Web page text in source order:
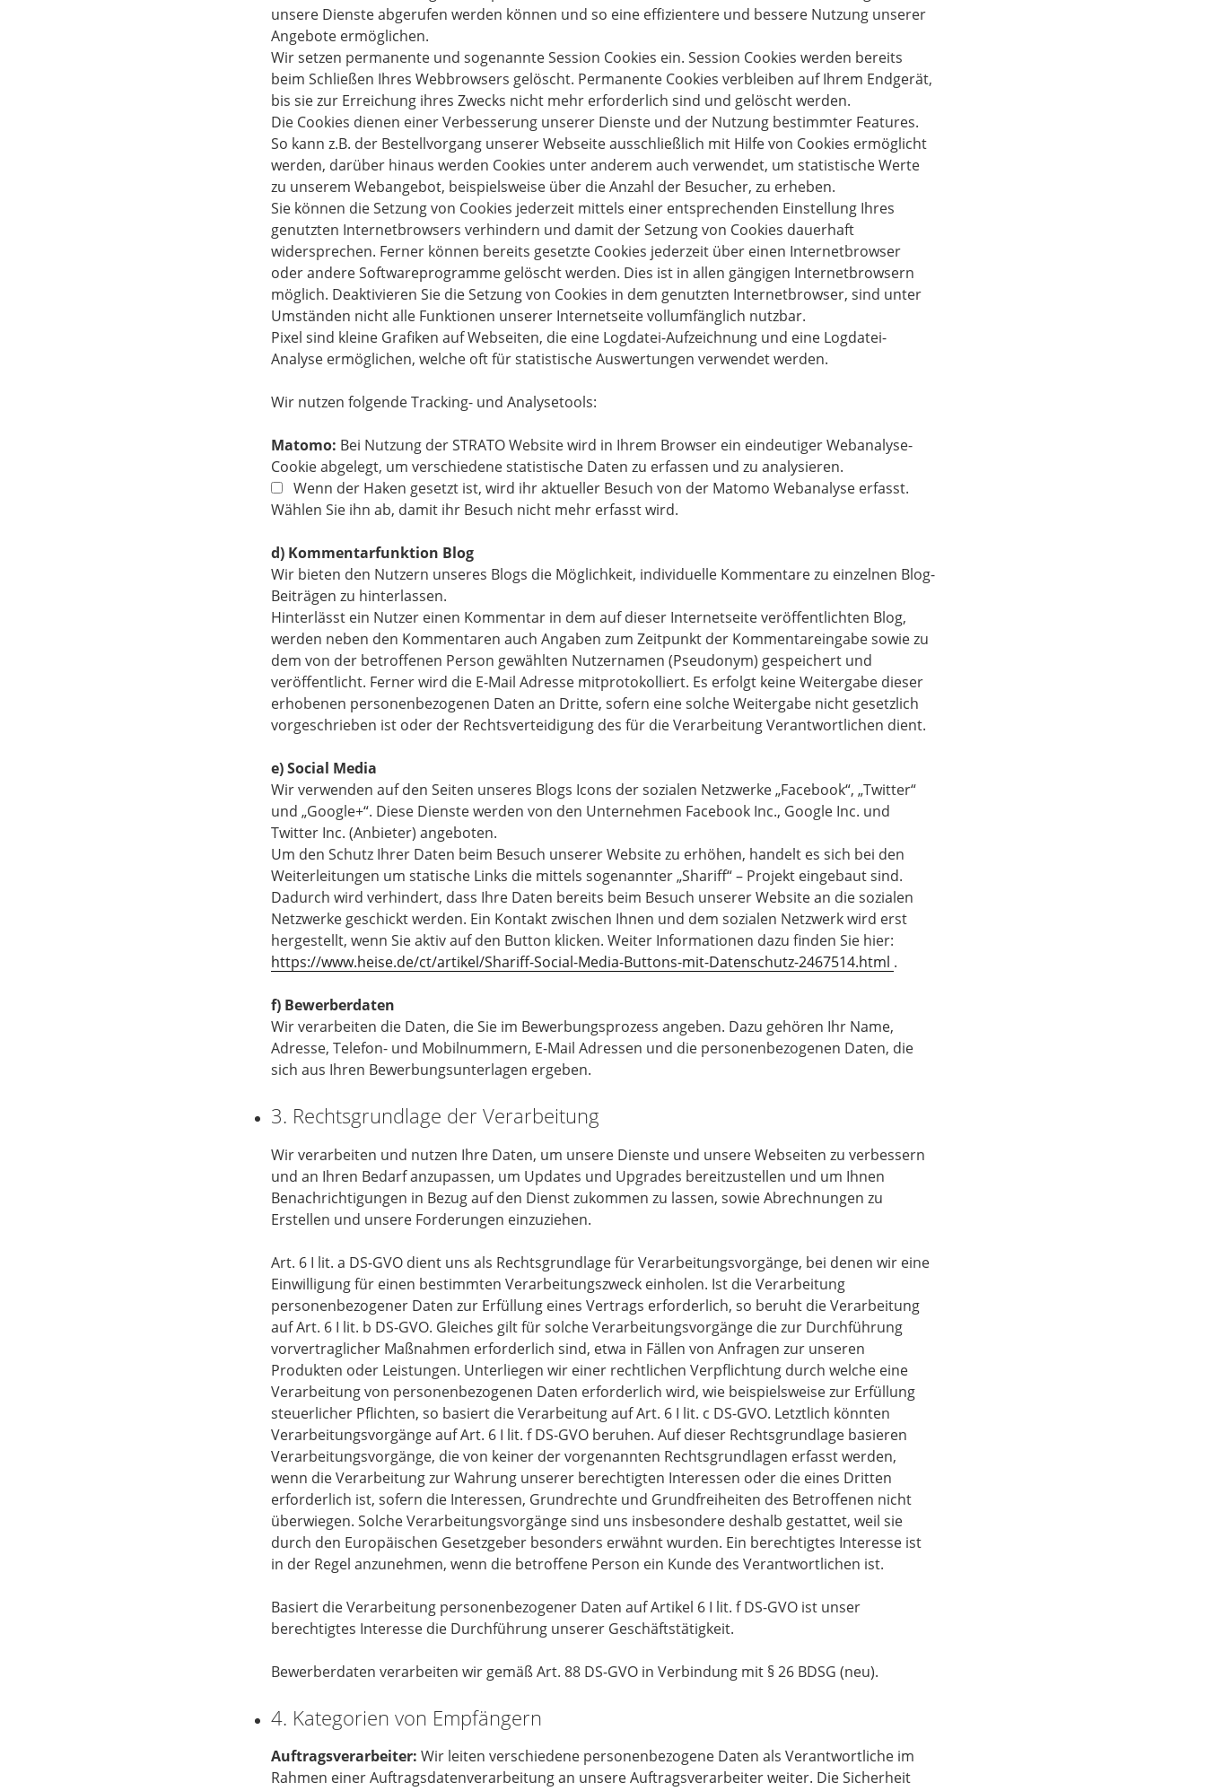
unsere Dienste abgerufen werden können und so eine effizientere und bessere Nutzung unserer
Angebote ermöglichen.
Wir setzen permanente und sogenannte Session Cookies ein. Session Cookies werden bereits
beim Schließen Ihres Webbrowsers gelöscht. Permanente Cookies verbleiben auf Ihrem Endgerät,
bis sie zur Erreichung ihres Zwecks nicht mehr erforderlich sind und gelöscht werden.
Die Cookies dienen einer Verbesserung unserer Dienste und der Nutzung bestimmter Features.
So kann z.B. der Bestellvorgang unserer Webseite ausschließlich mit Hilfe von Cookies ermöglicht
werden, darüber hinaus werden Cookies unter anderem auch verwendet, um statistische Werte
zu unserem Webangebot, beispielsweise über die Anzahl der Besucher, zu erheben.
Sie können die Setzung von Cookies jederzeit mittels einer entsprechenden Einstellung Ihres
genutzten Internetbrowsers verhindern und damit der Setzung von Cookies dauerhaft
widersprechen. Ferner können bereits gesetzte Cookies jederzeit über einen Internetbrowser
oder andere Softwareprogramme gelöscht werden. Dies ist in allen gängigen Internetbrowsern
möglich. Deaktivieren Sie die Setzung von Cookies in dem genutzten Internetbrowser, sind unter
Umständen nicht alle Funktionen unserer Internetseite vollumfänglich nutzbar.
Pixel sind kleine Grafiken auf Webseiten, die eine Logdatei-Aufzeichnung und eine Logdatei-
Analyse ermöglichen, welche oft für statistische Auswertungen verwendet werden.
Wir nutzen folgende Tracking- und Analysetools:
Matomo: Bei Nutzung der STRATO Website wird in Ihrem Browser ein eindeutiger Webanalyse-
Cookie abgelegt, um verschiedene statistische Daten zu erfassen und zu analysieren.
Wenn der Haken gesetzt ist, wird ihr aktueller Besuch von der Matomo Webanalyse erfasst.
Wählen Sie ihn ab, damit ihr Besuch nicht mehr erfasst wird.
d) Kommentarfunktion Blog
Wir bieten den Nutzern unseres Blogs die Möglichkeit, individuelle Kommentare zu einzelnen Blog-
Beiträgen zu hinterlassen.
Hinterlässt ein Nutzer einen Kommentar in dem auf dieser Internetseite veröffentlichten Blog,
werden neben den Kommentaren auch Angaben zum Zeitpunkt der Kommentareingabe sowie zu
dem von der betroffenen Person gewählten Nutzernamen (Pseudonym) gespeichert und
veröffentlicht. Ferner wird die E-Mail Adresse mitprotokolliert. Es erfolgt keine Weitergabe dieser
erhobenen personenbezogenen Daten an Dritte, sofern eine solche Weitergabe nicht gesetzlich
vorgeschrieben ist oder der Rechtsverteidigung des für die Verarbeitung Verantwortlichen dient.
e) Social Media
Wir verwenden auf den Seiten unseres Blogs Icons der sozialen Netzwerke „Facebook“, „Twitter“
und „Google+“. Diese Dienste werden von den Unternehmen Facebook Inc., Google Inc. und
Twitter Inc. (Anbieter) angeboten.
Um den Schutz Ihrer Daten beim Besuch unserer Website zu erhöhen, handelt es sich bei den
Weiterleitungen um statische Links die mittels sogenannter „Shariff“ – Projekt eingebaut sind.
Dadurch wird verhindert, dass Ihre Daten bereits beim Besuch unserer Website an die sozialen
Netzwerke geschickt werden. Ein Kontakt zwischen Ihnen und dem sozialen Netzwerk wird erst
hergestellt, wenn Sie aktiv auf den Button klicken. Weiter Informationen dazu finden Sie hier:
https://www.heise.de/ct/artikel/Shariff-Social-Media-Buttons-mit-Datenschutz-2467514.html .
f) Bewerberdaten
Wir verarbeiten die Daten, die Sie im Bewerbungsprozess angeben. Dazu gehören Ihr Name,
Adresse, Telefon- und Mobilnummern, E-Mail Adressen und die personenbezogenen Daten, die
sich aus Ihren Bewerbungsunterlagen ergeben.
3. Rechtsgrundlage der Verarbeitung
Wir verarbeiten und nutzen Ihre Daten, um unsere Dienste und unsere Webseiten zu verbessern
und an Ihren Bedarf anzupassen, um Updates und Upgrades bereitzustellen und um Ihnen
Benachrichtigungen in Bezug auf den Dienst zukommen zu lassen, sowie Abrechnungen zu
Erstellen und unsere Forderungen einzuziehen.
Art. 6 I lit. a DS-GVO dient uns als Rechtsgrundlage für Verarbeitungsvorgänge, bei denen wir eine
Einwilligung für einen bestimmten Verarbeitungszweck einholen. Ist die Verarbeitung
personenbezogener Daten zur Erfüllung eines Vertrags erforderlich, so beruht die Verarbeitung
auf Art. 6 I lit. b DS-GVO. Gleiches gilt für solche Verarbeitungsvorgänge die zur Durchführung
vorvertraglicher Maßnahmen erforderlich sind, etwa in Fällen von Anfragen zur unseren
Produkten oder Leistungen. Unterliegen wir einer rechtlichen Verpflichtung durch welche eine
Verarbeitung von personenbezogenen Daten erforderlich wird, wie beispielsweise zur Erfüllung
steuerlicher Pflichten, so basiert die Verarbeitung auf Art. 6 I lit. c DS-GVO. Letztlich könnten
Verarbeitungsvorgänge auf Art. 6 I lit. f DS-GVO beruhen. Auf dieser Rechtsgrundlage basieren
Verarbeitungsvorgänge, die von keiner der vorgenannten Rechtsgrundlagen erfasst werden,
wenn die Verarbeitung zur Wahrung unserer berechtigten Interessen oder die eines Dritten
erforderlich ist, sofern die Interessen, Grundrechte und Grundfreiheiten des Betroffenen nicht
überwiegen. Solche Verarbeitungsvorgänge sind uns insbesondere deshalb gestattet, weil sie
durch den Europäischen Gesetzgeber besonders erwähnt wurden. Ein berechtigtes Interesse ist
in der Regel anzunehmen, wenn die betroffene Person ein Kunde des Verantwortlichen ist.
Basiert die Verarbeitung personenbezogener Daten auf Artikel 6 I lit. f DS-GVO ist unser
berechtigtes Interesse die Durchführung unserer Geschäftstätigkeit.
Bewerberdaten verarbeiten wir gemäß Art. 88 DS-GVO in Verbindung mit § 26 BDSG (neu).
4. Kategorien von Empfängern
Auftragsverarbeiter: Wir leiten verschiedene personenbezogene Daten als Verantwortliche im
Rahmen einer Auftragsdatenverarbeitung an unsere Auftragsverarbeiter weiter. Die Sicherheit